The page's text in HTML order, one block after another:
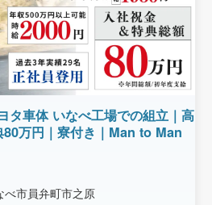
タ車体 いなべ工場での組立｜高
万円｜寮付き｜Man to Man
べ市員弁町市之原